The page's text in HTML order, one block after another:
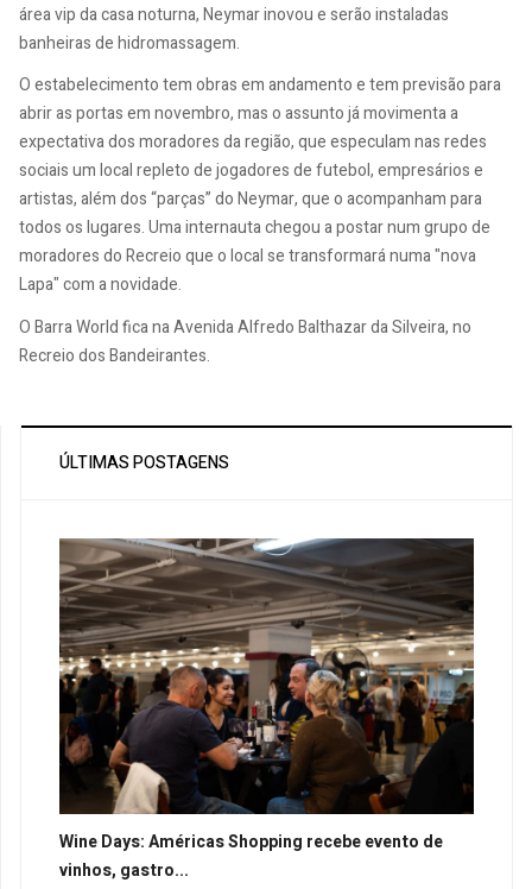
área vip da casa noturna, Neymar inovou e serão instaladas
banheiras de hidromassagem.
O estabelecimento tem obras em andamento e tem previsão para
abrir as portas em novembro, mas o assunto já movimenta a
expectativa dos moradores da região, que especulam nas redes
sociais um local repleto de jogadores de futebol, empresários e
artistas, além dos “parças” do Neymar, que o acompanham para
todos os lugares. Uma internauta chegou a postar num grupo de
moradores do Recreio que o local se transformará numa "nova
Lapa" com a novidade.
O Barra World fica na Avenida Alfredo Balthazar da Silveira, no
Recreio dos Bandeirantes.
ÚLTIMAS POSTAGENS
Wine Days: Américas Shopping recebe evento de
vinhos, gastro...